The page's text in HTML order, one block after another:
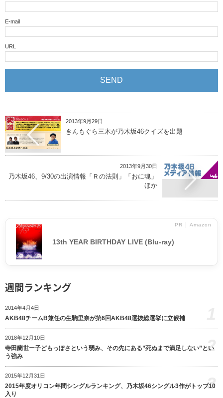
E-mail
URL
2013年9月29日
きんもぐら三木が乃木坂46クイズを出題
2013年9月30日
乃木坂46、9/30の出演情報「Ｒの法則」「おに魂」
ほか
PR │ Amazon
13th YEAR BIRTHDAY LIVE (Blu-ray)
週間ランキング
2014年4月4日
AKB48チームB兼任の生駒里奈が第6回AKB48選抜総選挙に立候補
2018年12月10日
寺田蘭世ー子どもっぽさという弱み、その先にある”死ぬまで満足しない”とい
う強み
2
2015年12月31日
2015年度オリコン年間シングルランキング、乃木坂46シングル3作がトップ10
入り
3